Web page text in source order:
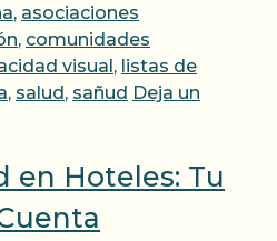
, asociaciones
, comunidades
visual, listas de
, salud, sañud Deja un
en Hoteles: Tu